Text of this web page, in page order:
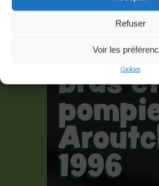
Refuser
Voir les
Cookies
Noire
Pompe
bras
1996